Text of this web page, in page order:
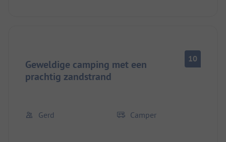
Geweldige camping met een
prachtig zandstrand
10
Gerd Camper